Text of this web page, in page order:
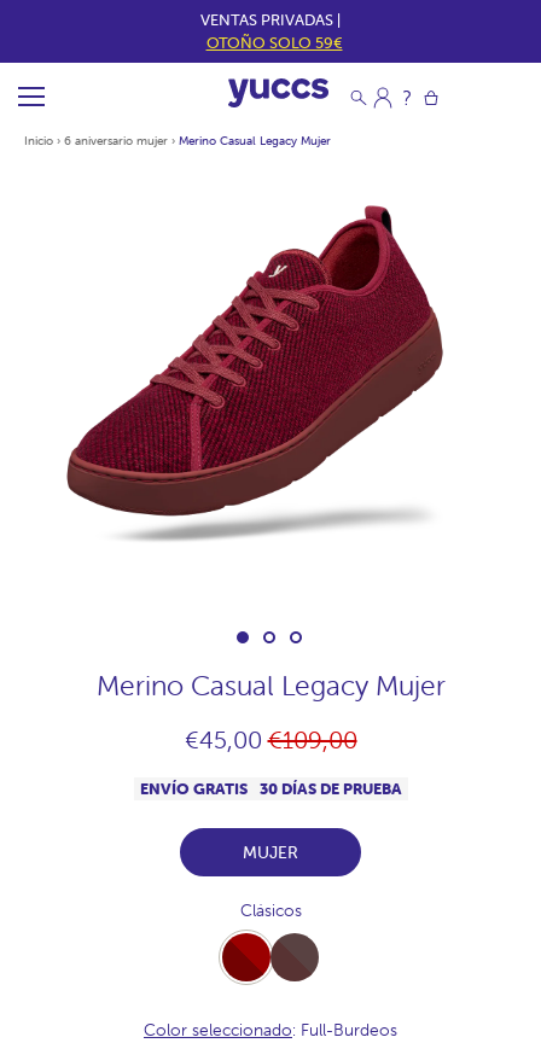
VENTAS PRIVADAS |
OTOÑO SOLO 59€
Inicio › 6 aniversario mujer › Merino Casual Legacy Mujer
Merino Casual Legacy Mujer
€45,00Precio
habitual
€109,00
ENVÍO GRATIS 30 DÍAS DE PRUEBA
MUJER
Clásicos
Full-
Burdeos
Full-
Chocolate
Color seleccionado: Full-Burdeos